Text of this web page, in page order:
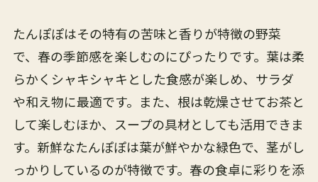
たんぽぽはその特有の苦味と香りが特徴の野菜
で、春の季節感を楽しむのにぴったりです。葉は柔
らかくシャキシャキとした食感が楽しめ、サラダ
や和え物に最適です。また、根は乾燥させてお茶と
して楽しむほか、スープの具材としても活用できま
す。新鮮なたんぽぽは葉が鮮やかな緑色で、茎がし
っかりしているのが特徴です。春の食卓に彩りを添